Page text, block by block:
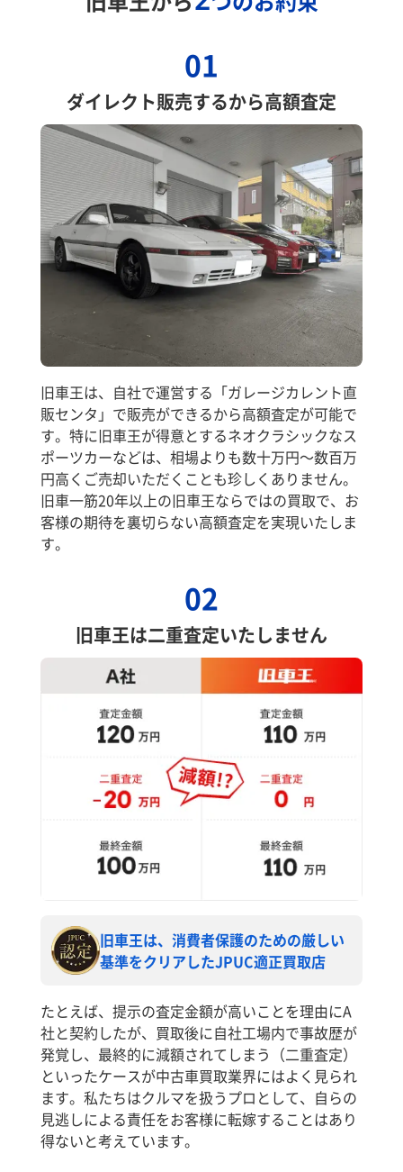
01
ダイレクト販売するから高額査定
旧車王は、自社で運営する「ガレージカレント直
販センタ」で販売ができるから高額査定が可能で
す。特に旧車王が得意とするネオクラシックなス
ポーツカーなどは、相場よりも数十万円～数百万
円高くご売却いただくことも珍しくありません。
旧車一筋20年以上の旧車王ならではの買取で、お
客様の期待を裏切らない高額査定を実現いたしま
す。
02
旧車王は二重査定いたしません
旧車王は、消費者保護のための厳しい
基準をクリアしたJPUC適正買取店
たとえば、提示の査定金額が高いことを理由にA
社と契約したが、買取後に自社工場内で事故歴が
発覚し、最終的に減額されてしまう（二重査定）
といったケースが中古車買取業界にはよく見られ
ます。私たちはクルマを扱うプロとして、自らの
見逃しによる責任をお客様に転嫁することはあり
得ないと考えています。